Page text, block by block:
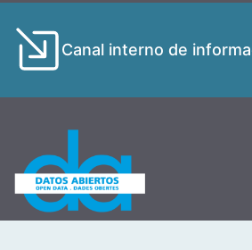
Canal interno de